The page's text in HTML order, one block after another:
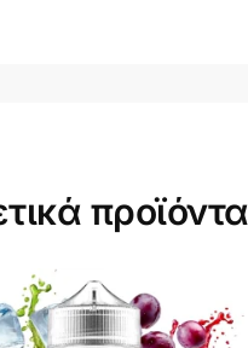
προϊόντα